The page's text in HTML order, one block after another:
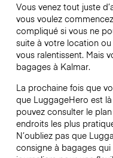
Vous venez tout juste
vous voulez
compliqué si vous ne
suite à votre location
vous ralentissent. Mais
bagages à Kalmar.
La prochaine fois que
que LuggageHero est
pouvez consulter le
endroits les plus
N’oubliez pas que
consigne à bagages